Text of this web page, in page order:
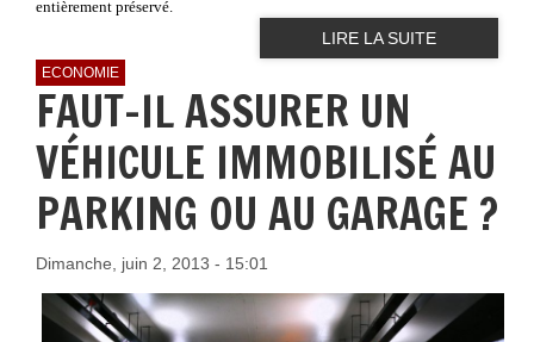
entièrement préservé.
LIRE LA SUITE
ECONOMIE
FAUT-IL ASSURER UN
VÉHICULE IMMOBILISÉ AU
PARKING OU AU GARAGE ?
Dimanche, juin 2, 2013 - 15:01